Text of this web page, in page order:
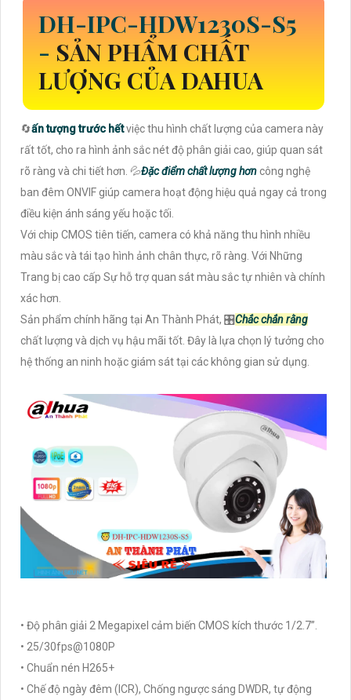
DH-IPC-HDW1230S-S5
- SẢN PHẨM CHẤT
LƯỢNG CỦA DAHUA
🔄ấn tượng trước hếtviệc thu hình chất lượng của camera này
rất tốt, cho ra hình ảnh sắc nét độ phân giải cao, giúp quan sát
rõ ràng và chi tiết hơn. 💦Đặc điểm chất lượng hơncông nghệ
ban đêm ONVIF giúp camera hoạt động hiệu quả ngay cả trong
điều kiện ánh sáng yếu hoặc tối.
Với chip CMOS tiên tiến, camera có khả năng thu hình nhiều
màu sắc và tái tạo hình ảnh chân thực, rõ ràng. Với Những
Trang bị cao cấp Sự hỗ trợ quan sát màu sắc tự nhiên và chính
xác hơn.
Sản phẩm chính hãng tại An Thành Phát, 🎛Chắc chắn rằng
chất lượng và dịch vụ hậu mãi tốt. Đây là lựa chọn lý tưởng cho
hệ thống an ninh hoặc giám sát tại các không gian sử dụng.
• Độ phân giải 2 Megapixel cảm biến CMOS kích thước 1/2.7”.
• 25/30fps@1080P
• Chuẩn nén H265+
• Chế độ ngày đêm (ICR), Chống ngược sáng DWDR, tự động